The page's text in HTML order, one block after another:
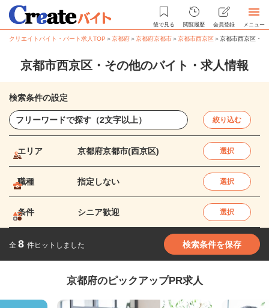
後で見る 閲覧履歴 会員登録 メニュー
クリエイトバイト・パート求人TOP ＞京都府＞京都府京都市＞京都市西京区＞京都市西京区・
京都市西京区・その他のバイト・求人情報
検索条件の設定
絞り込む
エリア 京都府京都市(西京区) 選択
職種 指定しない 選択
条件 シニア歓迎 選択
全 8 件ヒットしました 検索条件を保存
京都府のピックアップPR求人